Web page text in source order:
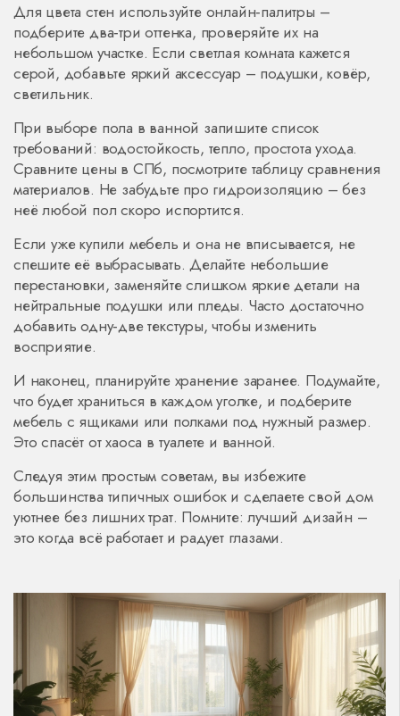
Для цвета стен используйте онлайн‑палитры –
подберите два‑три оттенка, проверяйте их на
небольшом участке. Если светлая комната кажется
серой, добавьте яркий аксессуар – подушки, ковёр,
светильник.
При выборе пола в ванной запишите список
требований: водостойкость, тепло, простота ухода.
Сравните цены в СПб, посмотрите таблицу сравнения
материалов. Не забудьте про гидроизоляцию – без
неё любой пол скоро испортится.
Если уже купили мебель и она не вписывается, не
спешите её выбрасывать. Делайте небольшие
перестановки, заменяйте слишком яркие детали на
нейтральные подушки или пледы. Часто достаточно
добавить одну‑две текстуры, чтобы изменить
восприятие.
И наконец, планируйте хранение заранее. Подумайте,
что будет храниться в каждом уголке, и подберите
мебель с ящиками или полками под нужный размер.
Это спасёт от хаоса в туалете и ванной.
Следуя этим простым советам, вы избежите
большинства типичных ошибок и сделаете свой дом
уютнее без лишних трат. Помните: лучший дизайн –
это когда всё работает и радует глазами.